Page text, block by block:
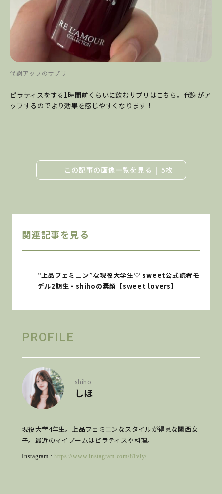
代謝アップのサプリ
ピラティスをする1時間前くらいに飲むサプリはこちら。代謝がア
ップするのでより効果を感じやすくなります！
この記事の画像一覧を見る 5枚
関連記事を見る
“上品フェミニン”な現役大学生♡ sweet公式読者モ
デル2期生・shihoの素顔【sweet lovers】
PROFILE
shiho
しほ
現役大学4年生。上品フェミニンなスタイルが得意な関西女
子。最近のマイブームはピラティスや料理。
Instagram : https://www.instagram.com/81vly/